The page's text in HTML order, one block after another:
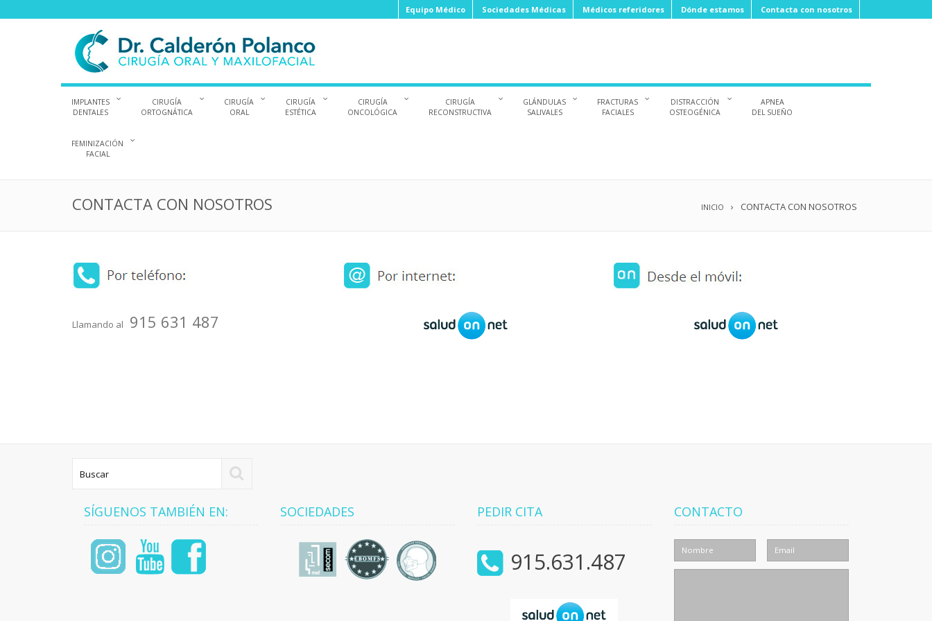
Equipo Médico Sociedades Médicas Médicos referidores Dónde estamos Contacta con nosotros
IMPLANTES
DENTALES
CIRUGÍA
ORTOGNÁTICA
CIRUGÍA
ORAL
CIRUGÍA
ESTÉTICA
CIRUGÍA
ONCOLÓGICA
CIRUGÍA
RECONSTRUCTIVA
GLÁNDULAS
SALIVALES
FRACTURAS
FACIALES
DISTRACCIÓN
OSTEOGÉNICA
APNEA
DEL SUEÑO
FEMINIZACIÓN
FACIAL
CONTACTA CON NOSOTROS INICIO CONTACTA CON NOSOTROS
Llamando al 915 631 487
SÍGUENOS TAMBIÉN EN: SOCIEDADES PEDIR CITA
915.631.487
CONTACTO